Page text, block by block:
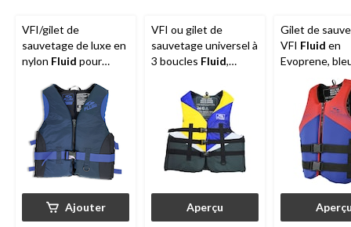
VFI/gilet de
sauvetage de luxe en
nylon Fluid pour
Ajouter
VFI ou gilet de
sauvetage universel à
3 boucles Fluid,
Aperçu
Gilet de
VFI Fluid en
Evoprene,
marine/
variées